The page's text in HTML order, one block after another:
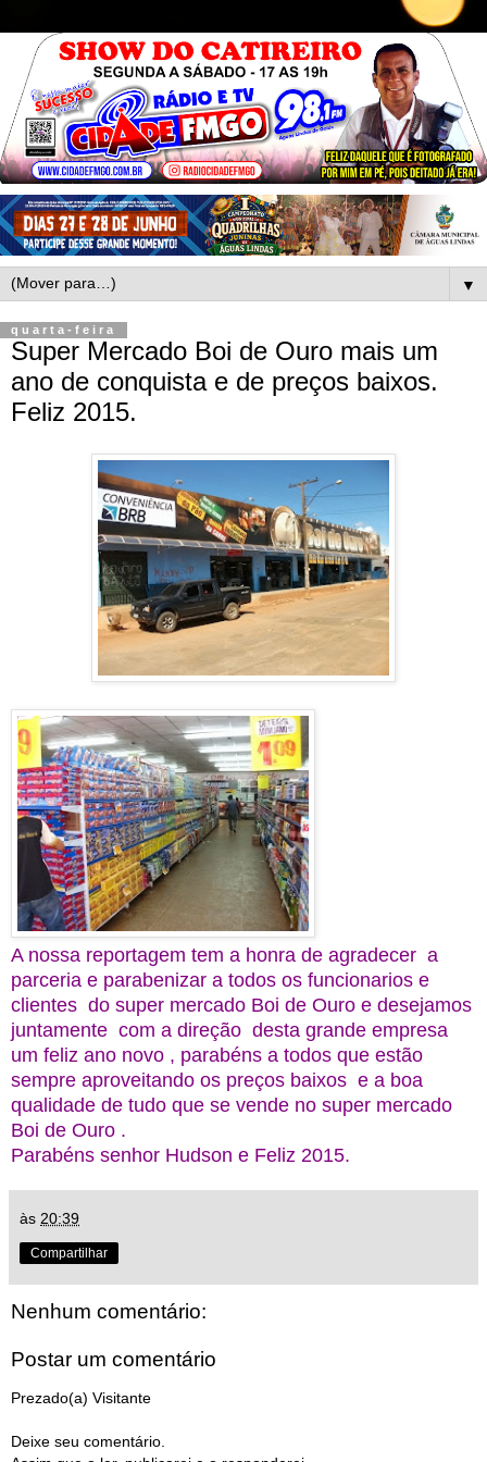
▼
quarta-feira
Super Mercado Boi de Ouro mais um
ano de conquista e de preços baixos.
Feliz 2015.
A nossa reportagem tem a honra de agradecer a
parceria e parabenizar a todos os funcionarios e
clientes do super mercado Boi de Ouro e desejamos
juntamente com a direção desta grande empresa
um feliz ano novo , parabéns a todos que estão
sempre aproveitando os preços baixos e a boa
qualidade de tudo que se vende no super mercado
Boi de Ouro .
Parabéns senhor Hudson e Feliz 2015.
às 20:39
Compartilhar
Nenhum comentário:
Postar um comentário
Prezado(a) Visitante
Deixe seu comentário.